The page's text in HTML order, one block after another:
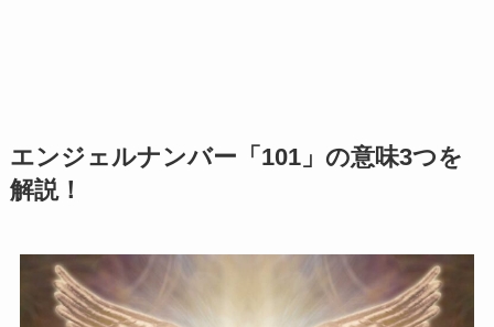
エンジェルナンバー「101」の意味3つを
解説！